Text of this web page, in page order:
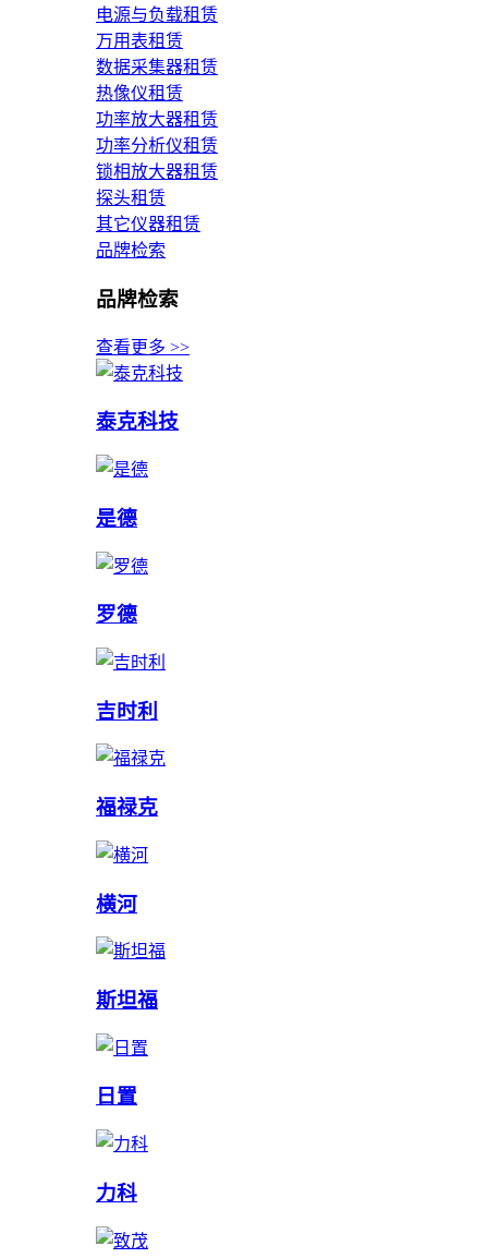
电源与负载租赁
万用表租赁
数据采集器租赁
热像仪租赁
功率放大器租赁
功率分析仪租赁
锁相放大器租赁
探头租赁
其它仪器租赁
品牌检索
品牌检索
查看更多 >>
泰克科技
是德
罗德
吉时利
福禄克
横河
斯坦福
日置
力科